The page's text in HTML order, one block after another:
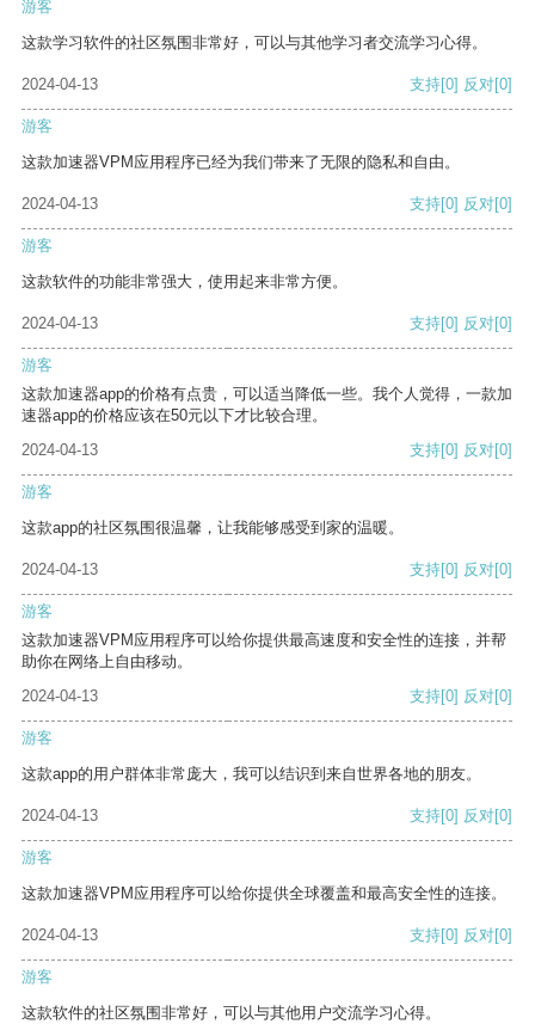
游客
这款学习软件的社区氛围非常好，可以与其他学习者交流学习心得。
2024-04-13 支持[0] 反对[0]
游客
这款加速器VPM应用程序已经为我们带来了无限的隐私和自由。
2024-04-13 支持[0] 反对[0]
游客
这款软件的功能非常强大，使用起来非常方便。
2024-04-13 支持[0] 反对[0]
游客
这款加速器app的价格有点贵，可以适当降低一些。我个人觉得，一款加
速器app的价格应该在50元以下才比较合理。
2024-04-13
支持[0] 反对[0]
游客
这款app的社区氛围很温馨，让我能够感受到家的温暖。
2024-04-13 支持[0] 反对[0]
游客
这款加速器VPM应用程序可以给你提供最高速度和安全性的连接，并帮
助你在网络上自由移动。
2024-04-13
支持[0] 反对[0]
游客
这款app的用户群体非常庞大，我可以结识到来自世界各地的朋友。
2024-04-13 支持[0] 反对[0]
游客
这款加速器VPM应用程序可以给你提供全球覆盖和最高安全性的连接。
2024-04-13 支持[0] 反对[0]
游客
这款软件的社区氛围非常好，可以与其他用户交流学习心得。